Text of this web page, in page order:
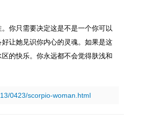
你只需要决定这是不是一个你可以
让她见识你内心的灵魂。如果是这
的快乐。你永远都不会觉得肤浅和
0423/scorpio-woman.html